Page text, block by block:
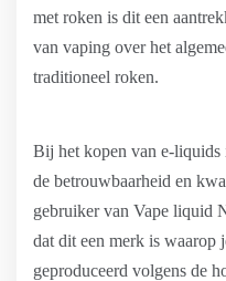
met roken is dit een
van vaping over het
traditioneel roken.
Bij het kopen van e-liquids
de betrouwbaarheid en
gebruiker van Vape liquid
dat dit een merk is
geproduceerd volgens de